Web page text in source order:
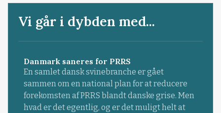
Vi går i dybden med...
Danmark saneres for PRRS
En samlet dansk svinebranche er gået
sammen om en national plan for at reducere
forekomsten af PRRS blandt danske grise. Men
hvad er det egentlig, og er det muligt helt at